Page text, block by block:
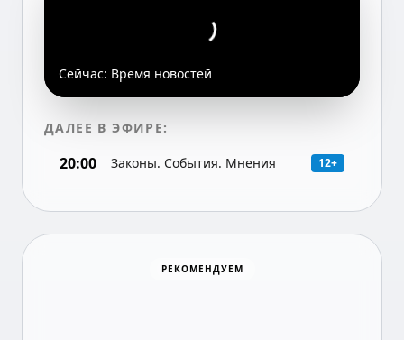
Сейчас: Время новостей
ДАЛЕЕ В ЭФИРЕ:
20:00 Законы. События. Мнения 12+
РЕКОМЕНДУЕМ
Суши Wok